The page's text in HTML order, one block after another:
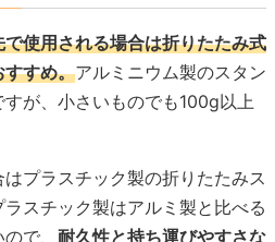
使用される場合は折りたたみ式
すすめ。アルミニウム製のスタン
が、小さいものでも100g以上
プラスチック製の折りたたみス
スチック製はアルミ製と比べる
で、 耐久性と持ち運びやすさな